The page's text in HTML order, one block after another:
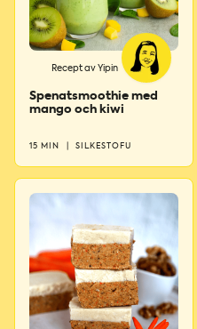
Recept av Yipin
Spenatsmoothie med
mango och kiwi
15 MIN SILKESTOFU